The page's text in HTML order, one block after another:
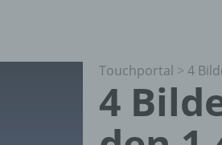
Touchportal > 4
4